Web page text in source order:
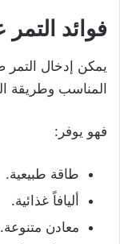
فوائد
يمكن إدخال التمر
المناسب وطريقة
فهو يوفر:
طاقة طبيعية.
أليافاً غذائية.
معادن متنوعة.